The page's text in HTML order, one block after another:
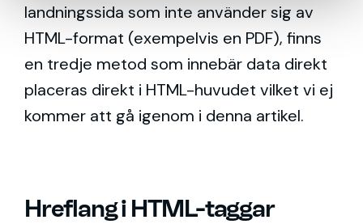
landningssida som inte använder sig av
HTML-format (exempelvis en PDF), finns
en tredje metod som innebär data direkt
placeras direkt i HTML-huvudet vilket vi ej
kommer att gå igenom i denna artikel.
Hreflang i HTML-taggar